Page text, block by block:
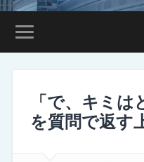
「で、キミ
を質問で返す